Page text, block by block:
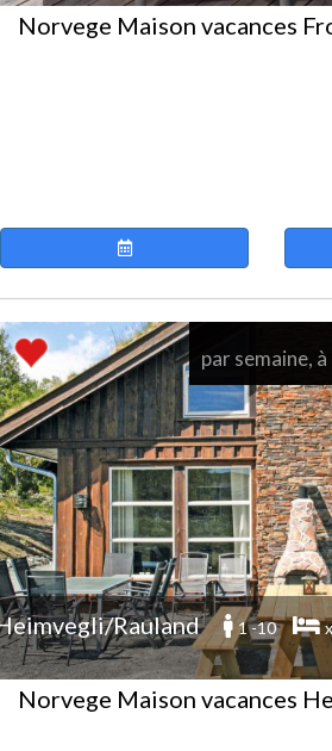
Norvege Maison vacances
par semaine,
Rauland 1 -10
Norvege Maison vacances